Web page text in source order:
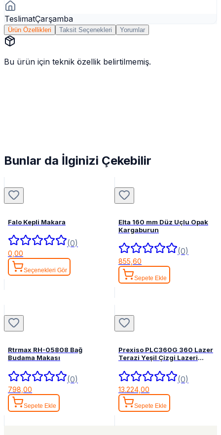
TeslimatÇarşamba
Ürün Özellikleri Taksit Seçenekleri Yorumlar
Bu ürün için teknik özellik belirtilmemiş.
Bunlar da İlginizi Çekebilir
Falo Kepli Makara
(0)
0,00
Seçenekleri Gör
Elta 160 mm Düz Uçlu Opak
Kargaburun
(0)
855,60
Sepete Ekle
Rtrmax RH-05808 Bağ
Budama Makası
(0)
798,00
Sepete Ekle
Prexiso PLC360G 360 Lazer
Terazi Yeşil Çizgi Lazeri
(0)
13.224,00
Sepete Ekle